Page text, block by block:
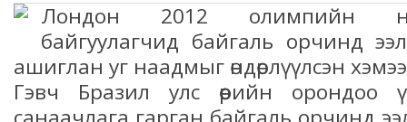
Лондон 2012 олимпийн
байгуулагчид байгаль орчинд
ашиглан уг наадмыг өндөрлүүлсэн
Гэвч Бразил улс өөрийн орондоо